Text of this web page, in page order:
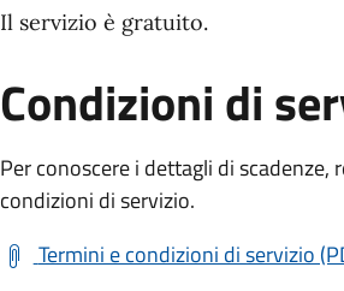
Il servizio è gratuito.
Condizioni di
Per conoscere i dettagli di
condizioni di servizio.
Termini e condizioni di servizio